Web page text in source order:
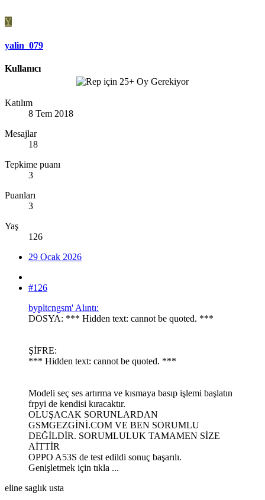
Y
yalin_079
Kullanıcı
Katılım
8 Tem 2018
Mesajlar
18
Tepkime puanı
3
Puanları
3
Yaş
126
29 Ocak 2026
#126
bypltcngsm' Alıntı:
DOSYA: *** Hidden text: cannot be quoted. ***
ŞİFRE:
*** Hidden text: cannot be quoted. ***
Modeli seç ses artırma ve kısmaya basıp işlemi başlatın
frpyi de kendisi kıracaktır.
OLUŞACAK SORUNLARDAN
GSMGEZGİNİ.COM VE BEN SORUMLU
DEĞİLDİR. SORUMLULUK TAMAMEN SİZE
AİTTİR
OPPO A53S de test edildi sonuç başarılı.
Genişletmek için tıkla ...
eline saglık usta